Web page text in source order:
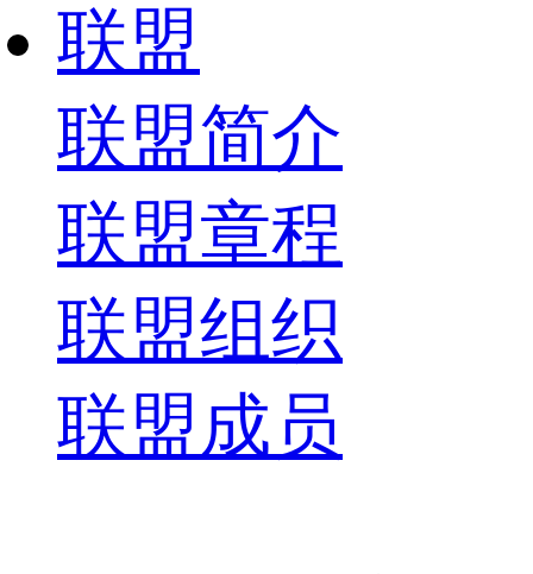
联盟
联盟简介
联盟章程
联盟组织
联盟成员